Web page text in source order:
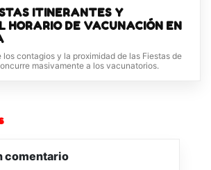
ITINERANTES Y
HORARIO DE VACUNACIÓN EN
los contagios y la proximidad de las Fiestas de
masivamente a los vacunatorios.
comentario